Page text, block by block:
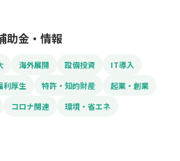
助金・情報
海外展開 設備投資
IT導入
利厚生 特許・知的財産
起業・創業
コロナ関連
環境・省エネ